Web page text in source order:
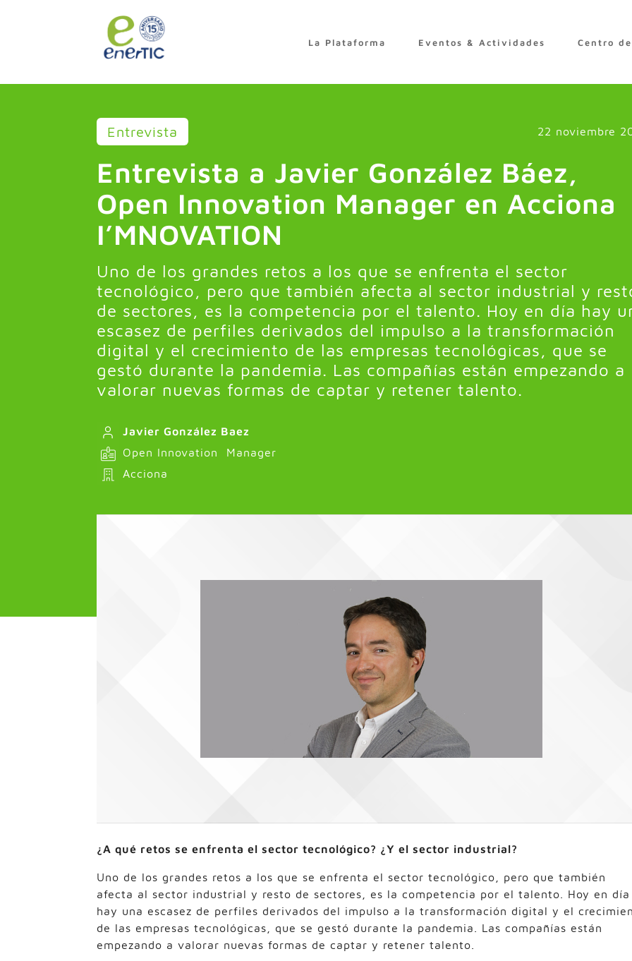
La Plataforma Eventos & Actividades Centro
Entrevista 22 noviembre
Entrevista a Javier González Báez,
Open Innovation Manager en Acciona
I’MNOVATION
Uno de los grandes retos a los que se enfrenta el sector
tecnológico, pero que también afecta al sector industrial y
de sectores, es la competencia por el talento. Hoy en día hay
escasez de perfiles derivados del impulso a la transformación
digital y el crecimiento de las empresas tecnológicas, que se
gestó durante la pandemia. Las compañías están empezando a
valorar nuevas formas de captar y retener talento.
Javier González Baez
Open Innovation Manager
Acciona
¿A qué retos se enfrenta el sector tecnológico? ¿Y el sector industrial?
Uno de los grandes retos a los que se enfrenta el sector tecnológico, pero que también
afecta al sector industrial y resto de sectores, es la competencia por el talento. Hoy en día
hay una escasez de perfiles derivados del impulso a la transformación digital y el
de las empresas tecnológicas, que se gestó durante la pandemia. Las compañías están
empezando a valorar nuevas formas de captar y retener talento.